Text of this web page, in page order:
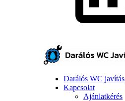
Darálós WC javítás
Kapcsolat
Ajánlatkérés